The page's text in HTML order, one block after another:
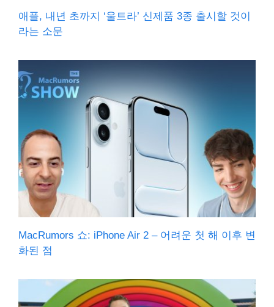
애플, 내년 초까지 ‘울트라’ 신제품 3종 출시할 것이
라는 소문
MacRumors 쇼: iPhone Air 2 – 어려운 첫 해 이후 변
화된 점